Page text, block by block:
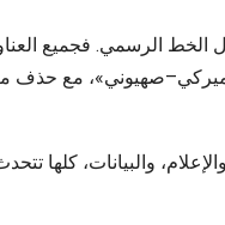
الخط الرسمي. فجميع
مع حذف
والبيانات، كلها